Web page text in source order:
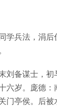
学兵法，涓
刘备谋士，
六岁。庞德
亭侯。后被